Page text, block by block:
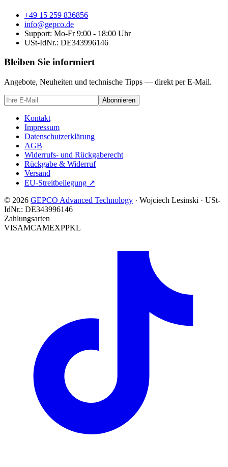
+49 15 259 836856
info@gepco.de
Support: Mo-Fr 9:00 - 18:00 Uhr
USt-IdNr.: DE343996146
Bleiben Sie informiert
Angebote, Neuheiten und technische Tipps — direkt per E-Mail.
Abonnieren
Kontakt
Impressum
Datenschutzerklärung
AGB
Widerrufs- und Rückgaberecht
Rückgabe & Widerruf
Versand
EU-Streitbeilegung ↗
© 2026 GEPCO Advanced Technology · Wojciech Lesinski · USt-
IdNr.: DE343996146
Zahlungsarten
VISAMCAMEXPPKL